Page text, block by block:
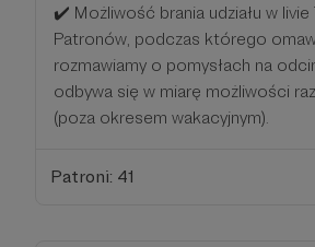
✔️ Możliwość brania udziału w livie
Patronów, podczas którego
rozmawiamy o pomysłach na
odbywa się w miarę możliwości
(poza okresem wakacyjnym).
Patroni: 41